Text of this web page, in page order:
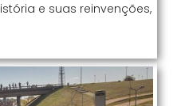
e suas reinvenções,